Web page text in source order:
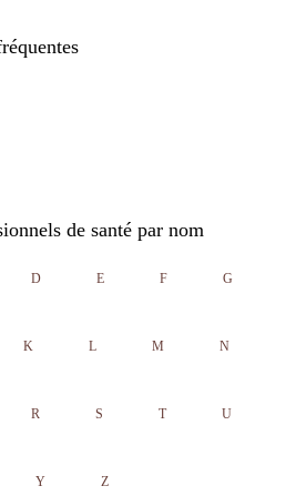
de santé par nom
D E F G
K L M N
R S T U
Y Z